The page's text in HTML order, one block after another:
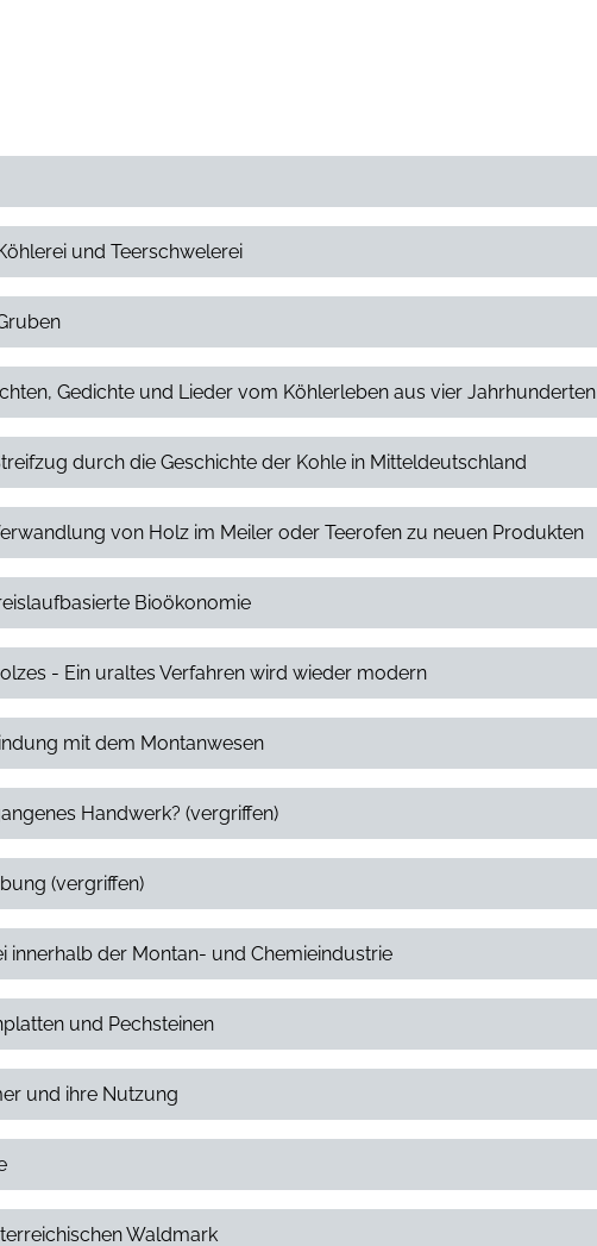
und Teerschwelerei
Gedichte und Lieder vom Köhlerleben aus vier Jahrhunderten
durch die Geschichte der Kohle in Mitteldeutschland
von Holz im Meiler oder Teerofen zu neuen Produkten
Bioökonomie
- Ein uraltes Verfahren wird wieder modern
mit dem Montanwesen
Handwerk? (vergriffen)
(vergriffen)
innerhalb der Montan- und Chemieindustrie
und Pechsteinen
und ihre Nutzung
Waldmark